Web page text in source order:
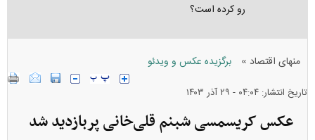
رو کرده است؟
منهای اقتصاد » برگزیده عکس و ویدئو
تاریخ انتشار: ۰۴:۰۴ - ۲۹ آذر ۱۴۰۳
عکس کریسمسی شبنم قلی‌خانی پربازدید شد